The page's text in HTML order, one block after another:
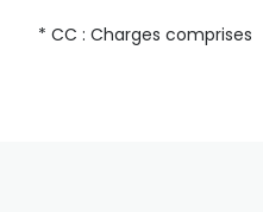
* CC : Charges comprises